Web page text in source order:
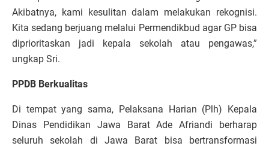
Akibatnya, kami kesulitan dalam melakukan rekognisi.
Kita sedang berjuang melalui Permendikbud agar GP bisa
diprioritaskan jadi kepala sekolah atau pengawas,”
ungkap Sri.
PPDB Berkualitas
Di tempat yang sama, Pelaksana Harian (Plh) Kepala
Dinas Pendidikan Jawa Barat Ade Afriandi berharap
seluruh sekolah di Jawa Barat bisa bertransformasi